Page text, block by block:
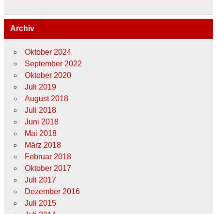
Archiv
Oktober 2024
September 2022
Oktober 2020
Juli 2019
August 2018
Juli 2018
Juni 2018
Mai 2018
März 2018
Februar 2018
Oktober 2017
Juli 2017
Dezember 2016
Juli 2015